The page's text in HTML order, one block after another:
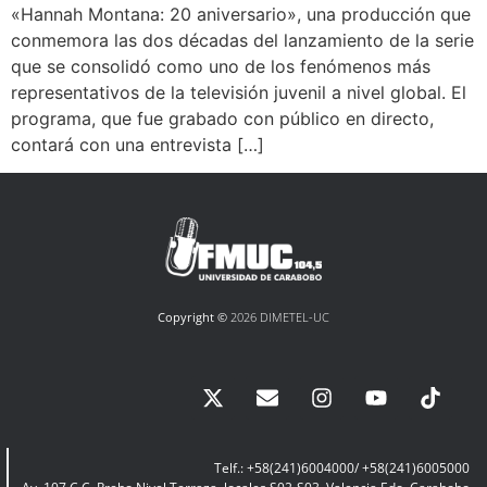
«Hannah Montana: 20 aniversario», una producción que
conmemora las dos décadas del lanzamiento de la serie
que se consolidó como uno de los fenómenos más
representativos de la televisión juvenil a nivel global. El
programa, que fue grabado con público en directo,
contará con una entrevista […]
Copyright © 2026 DIMETEL-UC
Telf.: +58(241)6004000/ +58(241)6005000